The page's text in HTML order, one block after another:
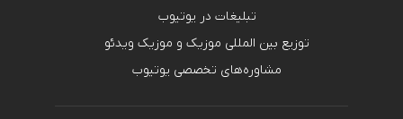
تبلیغات در یوتیوب
توزیع بین المللی موزیک و موزیک ویدئو
مشاوره‌های تخصصی یوتیوب